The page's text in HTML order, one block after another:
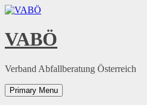
Skip
content
VABÖ
Verband Abfallberatung Österreich
Primary Menu